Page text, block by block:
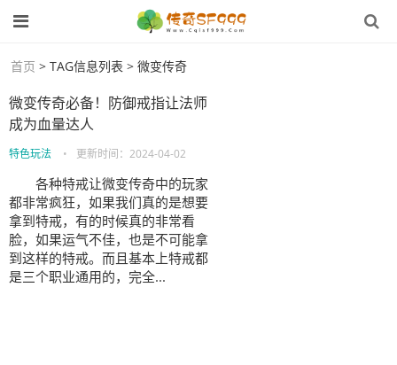
首页 > TAG信息列表 > 微变传奇
微变传奇必备！防御戒指让法师
成为血量达人
特色玩法 • 更新时间： 2024-04-02
各种特戒让微变传奇中的玩家
都非常疯狂，如果我们真的是想要
拿到特戒，有的时候真的非常看
脸，如果运气不佳，也是不可能拿
到这样的特戒。而且基本上特戒都
是三个职业通用的，完全...